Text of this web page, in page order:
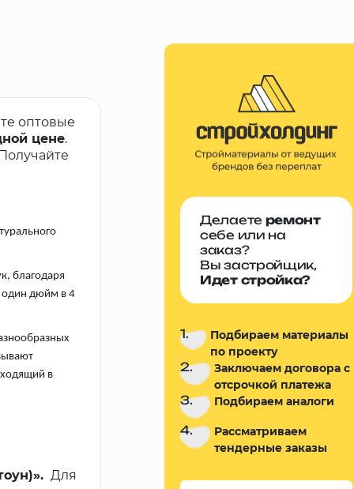
оптовые
цене.
благодаря
один дюйм в 4
в
Для
Делаете ремонт
себе или на
заказ?
Вы застройщик,
Идет стройка?
1.
Подбираем материалы
по проекту
2.
Заключаем договора с
отсрочкой платежа
3. Подбираем аналоги
4.
Рассматриваем
тендерные заказы